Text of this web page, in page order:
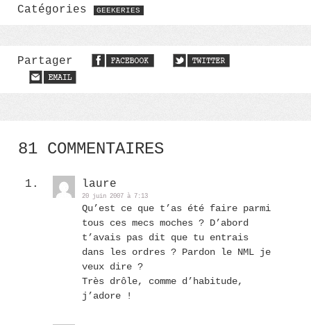
Catégories GEEKERIES
Partager
81 COMMENTAIRES
laure
20 juin 2007 à 7:13
Qu’est ce que t’as été faire parmi
tous ces mecs moches ? D’abord
t’avais pas dit que tu entrais
dans les ordres ? Pardon le NML je
veux dire ?
Très drôle, comme d’habitude,
j’adore !